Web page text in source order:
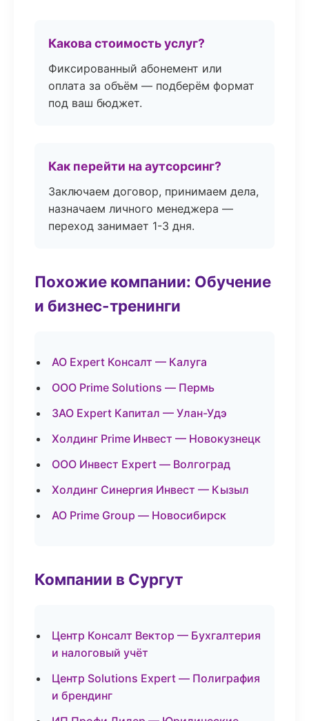
Какова стоимость услуг?
Фиксированный абонемент или
оплата за объём — подберём формат
под ваш бюджет.
Как перейти на аутсорсинг?
Заключаем договор, принимаем дела,
назначаем личного менеджера —
переход занимает 1-3 дня.
Похожие компании: Обучение
и бизнес-тренинги
АО Expert Консалт — Калуга
ООО Prime Solutions — Пермь
ЗАО Expert Капитал — Улан-Удэ
Холдинг Prime Инвест — Новокузнецк
ООО Инвест Expert — Волгоград
Холдинг Синергия Инвест — Кызыл
АО Prime Group — Новосибирск
Компании в Сургут
Центр Консалт Вектор — Бухгалтерия
и налоговый учёт
Центр Solutions Expert — Полиграфия
и брендинг